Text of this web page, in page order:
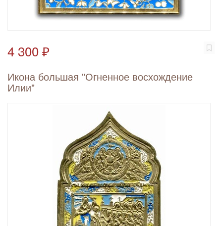
4 300 ₽
Икона большая "Огненное восхождение
Илии"